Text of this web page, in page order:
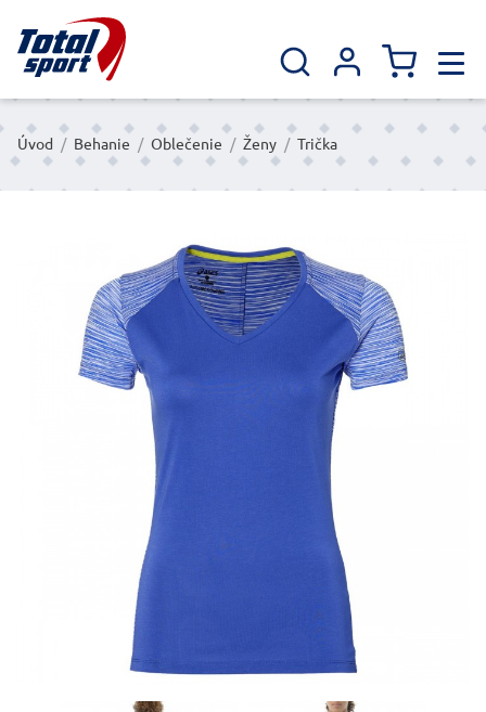
Úvod / Behanie / Oblečenie / Ženy / Trička